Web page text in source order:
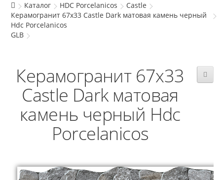
Каталог HDC Porcelanicos
Castle
Керамогранит 67x33 Castle Dark матовая камень черный
Hdc Porcelanicos
GLB
Керамогранит 67x33
Castle Dark матовая
камень черный Hdc
Porcelanicos